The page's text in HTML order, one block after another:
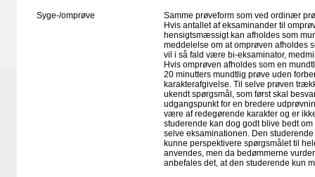
Syge-/omprøve
Samme prøveform som ved ordinær
Hvis antallet af eksaminander til
hensigtsmæssigt kan afholdes som
meddelelse om at omprøven afholdes
vil i så fald være bi-eksaminator,
Hvis omprøven afholdes som en
20 minutters mundtlig prøve uden
karakterafgivelse. Til selve prøven
ukendt spørgsmål, som først skal
udgangspunkt for en bredere
være af redegørende karakter og er
studerende kan dog godt blive bedt
selve eksaminationen. Den
kunne perspektivere spørgsmålet til
anvendes, men da bedømmerne
anbefales det, at den studerende kun